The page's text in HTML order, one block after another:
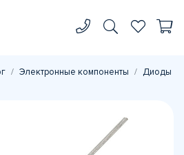
Электронные компоненты Диоды